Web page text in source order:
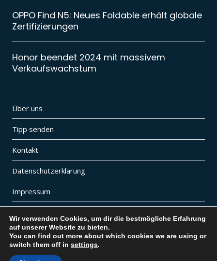
OPPO Find N5: Neues Foldable erhält globale
Zertifizierungen
Honor beendet 2024 mit massivem
Verkaufswachstum
Über uns
Tipp senden
Kontakt
Datenschutzerklärung
Impressum
Diese Website ist Teil vonvybemedia
unsere Digital Lifestyle Website
Wir verwenden Cookies, um dir die bestmögliche Erfahrung
auf unserer Website zu bieten.
You can find out more about which cookies we are using or
switch them off in settings.